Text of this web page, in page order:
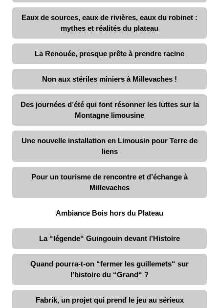
Eaux de sources, eaux de rivières, eaux du robinet :
mythes et réalités du plateau
La Renouée, presque prête à prendre racine
Non aux stériles miniers à Millevaches !
Des journées d’été qui font résonner les luttes sur la
Montagne limousine
Une nouvelle installation en Limousin pour Terre de
liens
Pour un tourisme de rencontre et d’échange à
Millevaches
Ambiance Bois hors du Plateau
La “légende“ Guingouin devant l’Histoire
Quand pourra-t-on “fermer les guillemets“ sur
l’histoire du “Grand“ ?
Fabrik, un projet qui prend le jeu au sérieux